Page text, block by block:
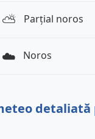
⛅️ Parțial noros
☁️ Noros
detaliată